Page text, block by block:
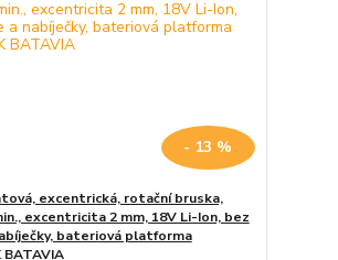
- 13 %
excentrická, rotační bruska,
excentricita 2 mm, 18V Li-Ion, bez
bateriová platforma
BATAVIA